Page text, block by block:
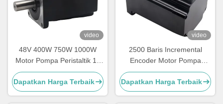
video
48V 400W 750W 1000W
Motor Pompa Peristaltik 17
Bits Encoder Absolut Motor
Servo DC
Dapatkan Harga Terbaik
video
2500 Baris Incremental
Encoder Motor Pompa
Peristaltik 48V 400 Watt
Motor Servo
Dapatkan Harga Terbaik